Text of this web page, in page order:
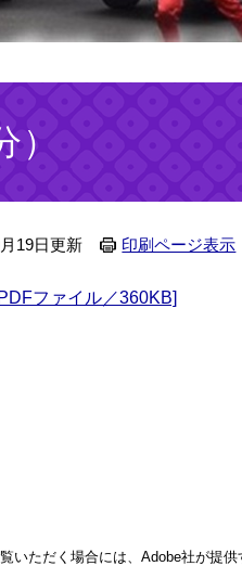
19日更新 印刷ページ表示
ファイル／360KB]
いただく場合には、Adobe社が提供